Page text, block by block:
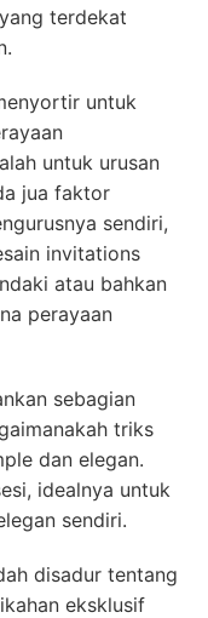
terdekat
untuk
untuk urusan
jua faktor
sendiri,
invitations
atau bahkan
perayaan
sebagian
triks
dan elegan.
idealnya untuk
sendiri.
disadur tentang
eksklusif